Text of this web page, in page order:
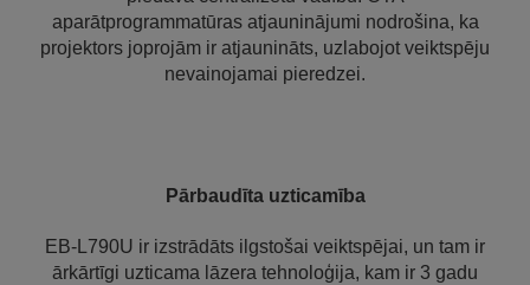
aparātprogrammatūras atjauninājumi nodrošina, ka
projektors joprojām ir atjaunināts, uzlabojot veiktspēju
nevainojamai pieredzei.
Pārbaudīta uzticamība
EB-L790U ir izstrādāts ilgstošai veiktspējai, un tam ir
ārkārtīgi uzticama lāzera tehnoloģija, kam ir 3 gadu